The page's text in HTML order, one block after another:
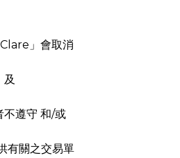
」會取消
不遵守 和/或
有關之交易單